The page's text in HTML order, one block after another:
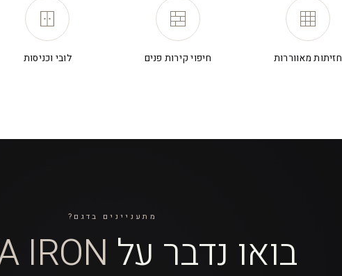
חזיתות מאווררות חיפוי קירות פנים לובי וכניסות
מתעניינים בדגם?
בואו נדבר על IRON